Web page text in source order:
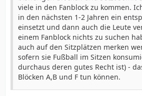
viele in den Fanblock zu kommen.
in den nächsten 1-2 Jahren ein
einsetzt und dann auch die Leute
einem Fanblock nichts zu suchen
auch auf den Sitzplätzen merken
sofern sie Fußball im Sitzen
durchaus deren gutes Recht ist) -
Blöcken A,B und F tun können.